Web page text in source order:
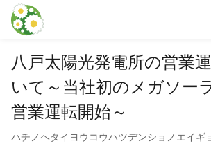
本文に飛ぶ
八戸太陽光発電所の営業
いて～当社初のメガソー
営業運転開始～
ハチノヘタイヨウコウハツデンショノエイギ